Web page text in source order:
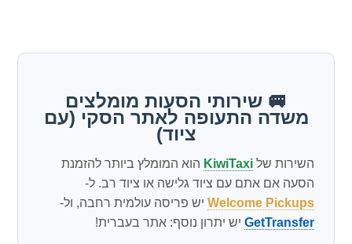
🚐 שירותי הסעות מומלצים
משדה התעופה לאתר הסקי (עם
ציוד)
השירות שלKiwiTaxi הוא המומלץ ביותר להזמנת
הסעה אם אתם עם ציוד גלישה או ציוד רב. ל-
Welcome Pickups יש פריסה עולמית רחבה, ול-
GetTransfer יש יתרון נוסף: אתר בעברית!